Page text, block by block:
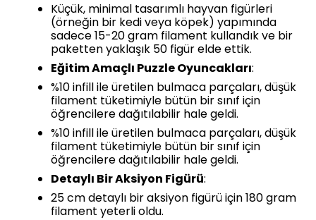
Küçük, minimal tasarımlı hayvan figürleri
(örneğin bir kedi veya köpek) yapımında
sadece 15-20 gram filament kullandık ve bir
paketten yaklaşık 50 figür elde ettik.
Eğitim Amaçlı Puzzle Oyuncakları:
%10 infill ile üretilen bulmaca parçaları, düşük
filament tüketimiyle bütün bir sınıf için
öğrencilere dağıtılabilir hale geldi.
%10 infill ile üretilen bulmaca parçaları, düşük
filament tüketimiyle bütün bir sınıf için
öğrencilere dağıtılabilir hale geldi.
Detaylı Bir Aksiyon Figürü:
25 cm detaylı bir aksiyon figürü için 180 gram
filament yeterli oldu.